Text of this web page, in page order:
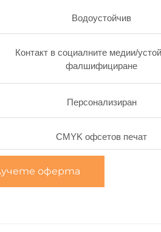
Водоустойчив
Контакт в социалните медии/
фалшифициране
Персонализиран
CMYK офсетов печат
оферта